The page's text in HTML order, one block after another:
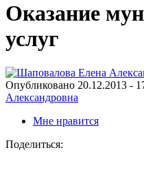
Оказание
услуг
Опубликовано 20.12.2013 -
Александровна
Мне нравится
Поделиться: